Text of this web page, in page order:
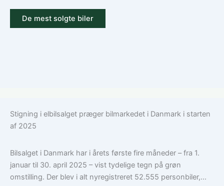
De mest solgte biler
Stigning i elbilsalget præger bilmarkedet i Danmark i starten
af 2025
Bilsalget i Danmark har i årets første fire måneder – fra 1.
januar til 30. april 2025 – vist tydelige tegn på grøn
omstilling. Der blev i alt nyregistreret 52.555 personbiler,...